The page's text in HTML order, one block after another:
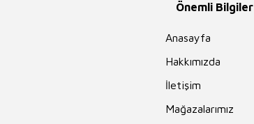
Önemli Bilgiler
Anasayfa
Hakkımızda
İletişim
Mağazalarımız